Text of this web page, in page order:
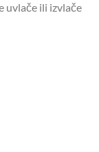
uvlače ili izvlače